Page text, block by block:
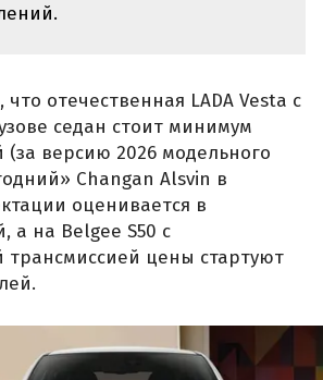
отечественная LADA Vesta с
седан стоит минимум
(за версию 2026 модельного
Changan Alsvin в
оценивается в
а на Belgee S50 с
трансмиссией цены стартуют